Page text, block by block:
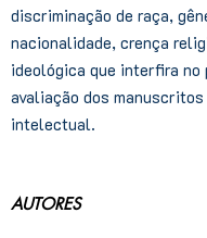
discriminação de raça,
nacionalidade, crença
ideológica que interfira no
avaliação dos
intelectual.
AUTORES